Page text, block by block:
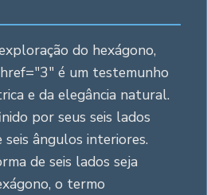
do hexágono,
é um testemunho
e da elegância natural.
por seus seis lados
seis ângulos interiores.
de seis lados seja
o termo